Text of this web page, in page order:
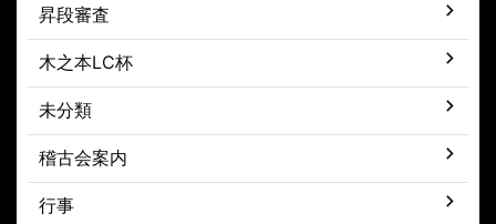
昇段審査
木之本LC杯
未分類
稽古会案内
行事